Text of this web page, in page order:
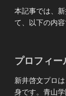
本記事では、
て、以下の内容
プロフィー
新井啓文プロ
身です。青山